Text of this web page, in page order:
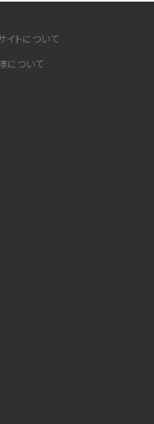
対処法や見直すポイントを解
条件・注意点などを解説
・Androidの設定を解説
の確認手順も紹介
、TikTokで送る方法を解説
イトについて
について